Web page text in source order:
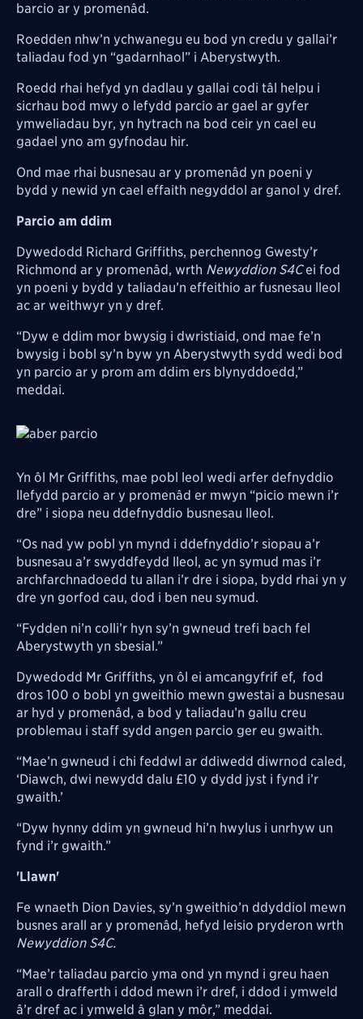
barcio ar y promenâd.
Roedden nhw’n ychwanegu eu bod yn credu y gallai’r
taliadau fod yn “gadarnhaol” i Aberystwyth.
Roedd rhai hefyd yn dadlau y gallai codi tâl helpu i
sicrhau bod mwy o lefydd parcio ar gael ar gyfer
ymweliadau byr, yn hytrach na bod ceir yn cael eu
gadael yno am gyfnodau hir.
Ond mae rhai busnesau ar y promenâd yn poeni y
bydd y newid yn cael effaith negyddol ar ganol y dref.
Parcio am ddim
Dywedodd Richard Griffiths, perchennog Gwesty’r
Richmond ar y promenâd, wrth Newyddion S4Cei fod
yn poeni y bydd y taliadau’n effeithio ar fusnesau lleol
ac ar weithwyr yn y dref.
“Dyw e ddim mor bwysig i dwristiaid, ond mae fe’n
bwysig i bobl sy’n byw yn Aberystwyth sydd wedi bod
yn parcio ar y prom am ddim ers blynyddoedd,”
meddai.
Image
Yn ôl Mr Griffiths, mae pobl leol wedi arfer defnyddio
llefydd parcio ar y promenâd er mwyn “picio mewn i’r
dre” i siopa neu ddefnyddio busnesau lleol.
“Os nad yw pobl yn mynd i ddefnyddio’r siopau a’r
busnesau a’r swyddfeydd lleol, ac yn symud mas i’r
archfarchnadoedd tu allan i’r dre i siopa, bydd rhai yn y
dre yn gorfod cau, dod i ben neu symud.
“Fydden ni’n colli’r hyn sy’n gwneud trefi bach fel
Aberystwyth yn sbesial.”
Dywedodd Mr Griffiths, yn ôl ei amcangyfrif ef, fod
dros 100 o bobl yn gweithio mewn gwestai a busnesau
ar hyd y promenâd, a bod y taliadau’n gallu creu
problemau i staff sydd angen parcio ger eu gwaith.
“Mae’n gwneud i chi feddwl ar ddiwedd diwrnod caled,
‘Diawch, dwi newydd dalu £10 y dydd jyst i fynd i’r
gwaith.’
“Dyw hynny ddim yn gwneud hi’n hwylus i unrhyw un
fynd i’r gwaith.”
'Llawn'
Fe wnaeth Dion Davies, sy’n gweithio’n ddyddiol mewn
busnes arall ar y promenâd, hefyd leisio pryderon wrth
Newyddion S4C.
“Mae’r taliadau parcio yma ond yn mynd i greu haen
arall o drafferth i ddod mewn i’r dref, i ddod i ymweld
â’r dref ac i ymweld â glan y môr,” meddai.